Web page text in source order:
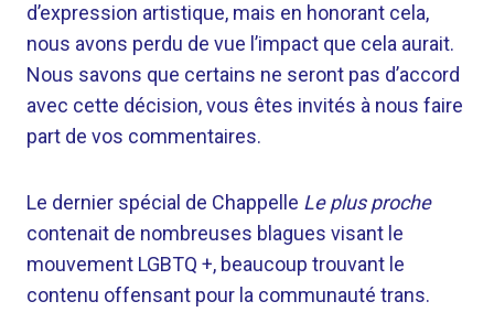
d’expression artistique, mais en honorant cela,
nous avons perdu de vue l’impact que cela aurait.
Nous savons que certains ne seront pas d’accord
avec cette décision, vous êtes invités à nous faire
part de vos commentaires.
Le dernier spécial de Chappelle Le plus proche
contenait de nombreuses blagues visant le
mouvement LGBTQ +, beaucoup trouvant le
contenu offensant pour la communauté trans.